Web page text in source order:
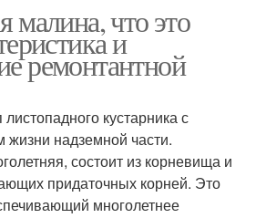
малина, что это
и
ремонтантной
кустарника с
надземной части.
состоит из корневища и
придаточных корней. Это
многолетнее